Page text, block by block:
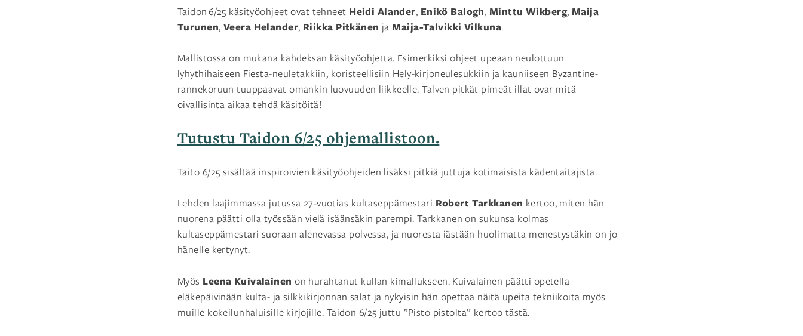
Taidon 6/25 käsityöohjeet ovat tehneet Heidi Alander, Enikö Balogh, Minttu Wikberg, Maija
Turunen, Veera Helander, Riikka Pitkänen ja Maija-Talvikki Vilkuna.
Mallistossa on mukana kahdeksan käsityöohjetta. Esimerkiksi ohjeet upeaan neulottuun
lyhythihaiseen Fiesta-neuletakkiin, koristeellisiin Hely-kirjoneulesukkiin ja kauniiseen Byzantine-
rannekoruun tuuppaavat omankin luovuuden liikkeelle. Talven pitkät pimeät illat ovar mitä
oivallisinta aikaa tehdä käsitöitä!
Tutustu Taidon 6/25 ohjemallistoon.
Taito 6/25 sisältää inspiroivien käsityöohjeiden lisäksi pitkiä juttuja kotimaisista kädentaitajista.
Lehden laajimmassa jutussa 27-vuotias kultaseppämestari Robert Tarkkanen kertoo, miten hän
nuorena päätti olla työssään vielä isäänsäkin parempi. Tarkkanen on sukunsa kolmas
kultaseppämestari suoraan alenevassa polvessa, ja nuoresta iästään huolimatta menestystäkin on jo
hänelle kertynyt.
Myös Leena Kuivalainenon hurahtanut kullan kimallukseen. Kuivalainen päätti opetella
eläkepäivinään kulta- ja silkkikirjonnan salat ja nykyisin hän opettaa näitä upeita tekniikoita myös
muille kokeilunhaluisille kirjojille. Taidon 6/25 juttu ”Pisto pistolta” kertoo tästä.